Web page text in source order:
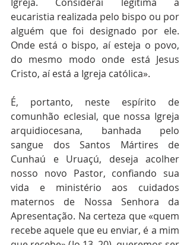
eucaristia realizada pelo bispo ou por
alguém que foi designado por ele.
Onde está o bispo, aí esteja o povo,
do mesmo modo onde está Jesus
Cristo, aí está a Igreja católica».
É, portanto, neste espírito de
comunhão eclesial, que nossa Igreja
arquidiocesana, banhada pelo
sangue dos Santos Mártires de
Cunhaú e Uruaçú, deseja acolher
nosso novo Pastor, confiando sua
vida e ministério aos cuidados
maternos de Nossa Senhora da
Apresentação. Na certeza que «quem
recebe aquele que eu enviar, é a mim